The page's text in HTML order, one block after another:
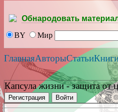
Обнародовать
BY Мир
ГлавнаяАвторыСтатьи
Капсула жизни - защита от
Регистрация Войти